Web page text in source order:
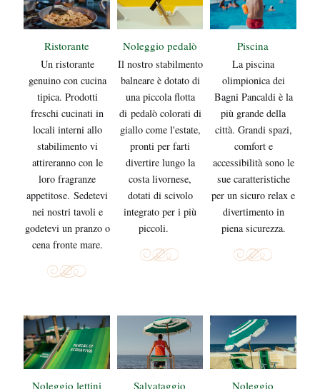
u
i
Ristorante
Un ristorante
genuino con cucina
tipica. Prodotti
freschi cucinati in
locali interni allo
stabilimento vi
attireranno con le
loro fragranze
appetitose. Sedetevi
nei nostri tavoli e
godetevi un pranzo o
cena fronte mare.
Noleggio pedalò
Il nostro stabilmento
balneare è dotato di
una piccola flotta
di pedalò colorati di
giallo come l'estate,
pronti per farti
divertire lungo la
costa livornese,
dotati di scivolo
integrato per i più
piccoli.
Piscina
La piscina
olimpionica dei
Bagni Pancaldi è la
più grande della
città. Grandi spazi,
comfort e
accessibilità sono le
sue caratteristiche
per un sicuro relax e
divertimento in
piena sicurezza.
Noleggio lettini Salvataggio
Noleggio